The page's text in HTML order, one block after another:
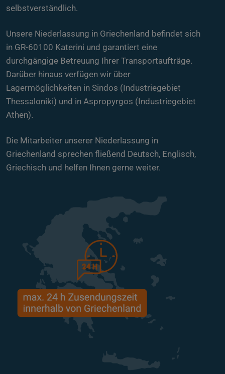
selbstverständlich.
Unsere Niederlassung in Griechenland befindet sich
in GR-60100 Katerini und garantiert eine
durchgängige Betreuung Ihrer Transportaufträge.
Darüber hinaus verfügen wir über
Lagermöglichkeiten in Sindos (Industriegebiet
Thessaloniki) und in Aspropyrgos (Industriegebiet
Athen).
Die Mitarbeiter unserer Niederlassung in
Griechenland sprechen fließend Deutsch, Englisch,
Griechisch und helfen Ihnen gerne weiter.